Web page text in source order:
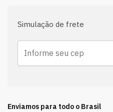
Simulação de frete
Enviamos para todo o Brasil